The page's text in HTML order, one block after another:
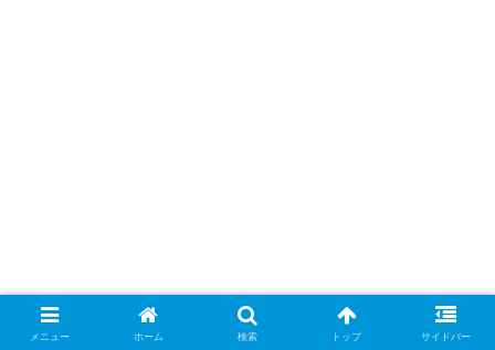
メニュー ホーム 検索 トップ サイドバー